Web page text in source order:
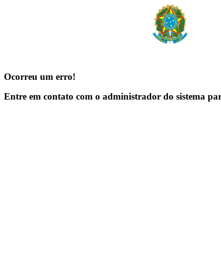
Ocorreu um erro!
Entre em contato com o administrador do sistema